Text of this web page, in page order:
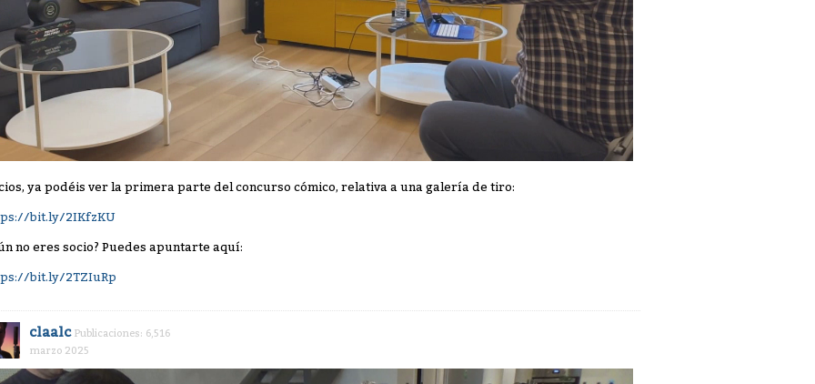
ya podéis ver la primera parte del concurso cómico, relativa a una galería de tiro:
bit.ly/2IKfzKU
no eres socio? Puedes apuntarte aquí:
bit.ly/2TZIuRp
claalc Publicaciones: 6,516
marzo 2025